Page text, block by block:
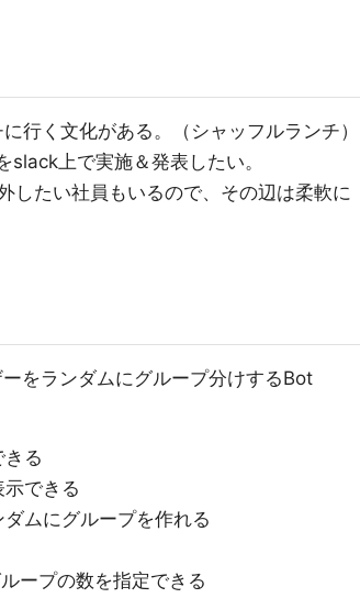
行く文化がある。（シャッフルランチ）
上で実施＆発表したい。
したい社員もいるので、その辺は柔軟に
をランダムにグループ分けするBot
る
できる
ムにグループを作れる
ープの数を指定できる